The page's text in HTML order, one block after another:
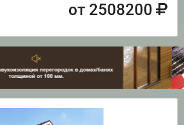
от 2508200